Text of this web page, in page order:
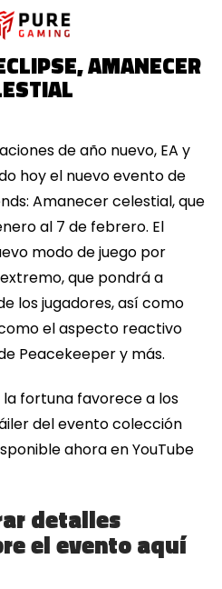
AMANECER
de año nuevo, EA y
hoy el nuevo evento de
Amanecer celestial, que
al 7 de febrero. El
modo de juego por
que pondrá a
los jugadores, así como
el aspecto reactivo
Peacekeeper y más.
la fortuna favorece a los
del evento colección
ahora en YouTube
detalles
el evento aquí